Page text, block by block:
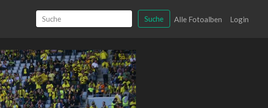
Suche Alle Fotoalben Login